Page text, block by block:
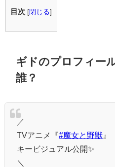
目次 [閉じる]
ギドのプロフィー
誰？
／
TVアニメ『#魔女と野獣 』
キービジュアル公開✨
＼